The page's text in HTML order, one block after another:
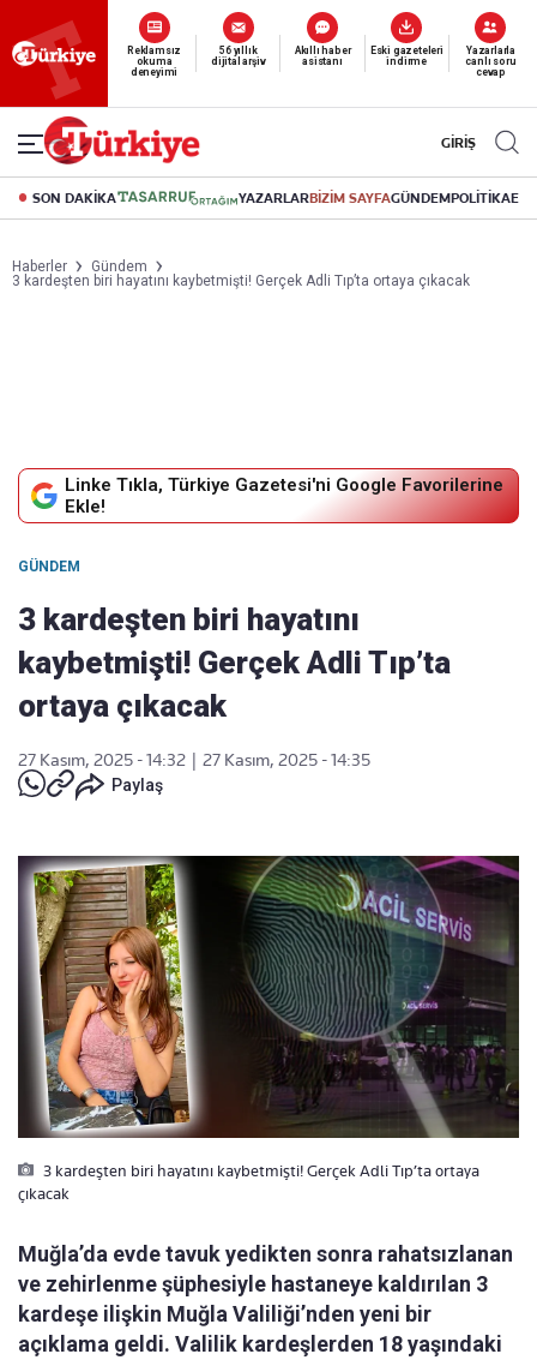
Yeni nesil dijital
abonelik 19 TL’den başlayan fiyatlarla.
GİRİŞ
SON DAKİKA YAZARLARBİZİM SAYFAGÜNDEMPOLİTİKA
Haberler
Gündem
3 kardeşten biri hayatını kaybetmişti! Gerçek Adli Tıp’ta ortaya çıkacak
Linke Tıkla, Türkiye Gazetesi'ni Google Favorilerine
Ekle!
GÜNDEM
3 kardeşten biri hayatını
kaybetmişti! Gerçek Adli Tıp’ta
ortaya çıkacak
27 Kasım, 2025 - 14:32
27 Kasım, 2025 - 14:35
Paylaş
3 kardeşten biri hayatını kaybetmişti! Gerçek Adli Tıp’ta ortaya
çıkacak
Muğla’da evde tavuk yedikten sonra rahatsızlanan
ve zehirlenme şüphesiyle hastaneye kaldırılan 3
kardeşe ilişkin Muğla Valiliği’nden yeni bir
açıklama geldi. Valilik kardeşlerden 18 yaşındaki